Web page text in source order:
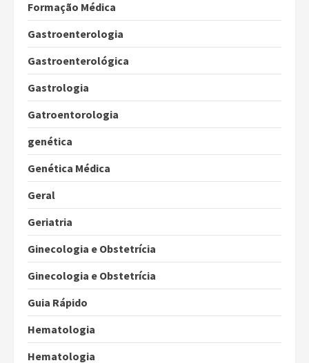
Formação Médica
Gastroenterologia
Gastroenterológica
Gastrologia
Gatroentorologia
genética
Genética Médica
Geral
Geriatria
Ginecologia e Obstetrícia
Ginecologia e Obstetrícia
Guia Rápido
Hematologia
Hematologia